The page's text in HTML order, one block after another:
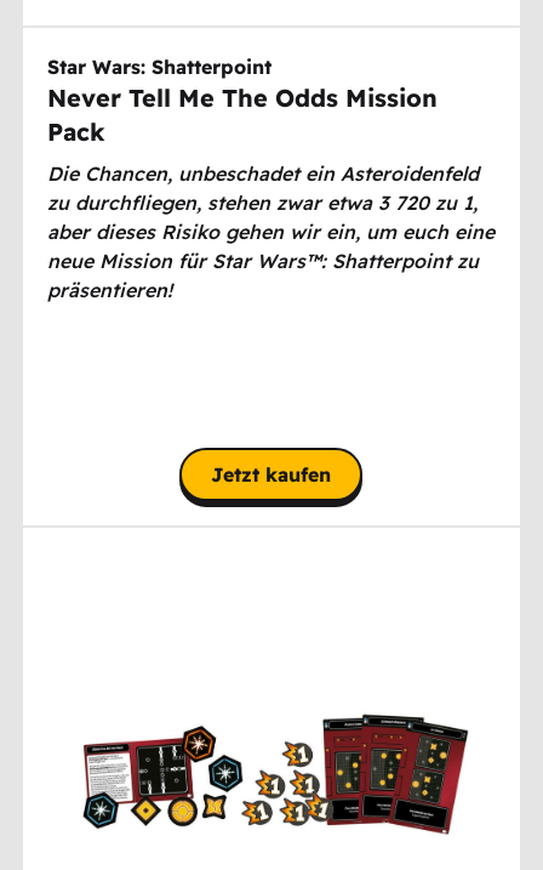
Star Wars: Shatterpoint
Never Tell Me The Odds Mission
Pack
Die Chancen, unbeschadet ein Asteroidenfeld
zu durchfliegen, stehen zwar etwa 3 720 zu 1,
aber dieses Risiko gehen wir ein, um euch eine
neue Mission für Star Wars™: Shatterpoint zu
präsentieren!
Jetzt kaufen